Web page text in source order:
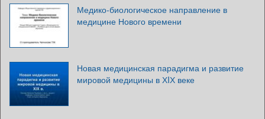
Медико-биологическое направление в
медицине Нового времени
Новая медицинская парадигма и развитие
мировой медицины в ХIХ веке